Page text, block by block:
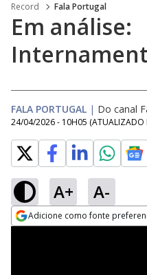
Record Fala Portugal
Em análise:
FALA PORTUGAL | Do canal
24/04/2026 - 10H05 (ATUALIZADO
A+ A-
Adicione como fonte